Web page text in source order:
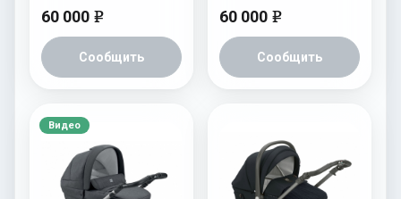
60 000 e
Сообщить
60 000 e
Сообщить
Видео